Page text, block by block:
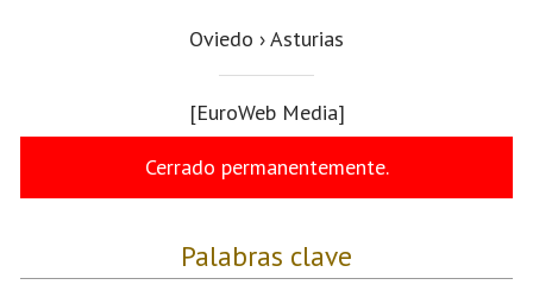
Oviedo › Asturias
[EuroWeb Media]
Cerrado permanentemente.
Palabras clave